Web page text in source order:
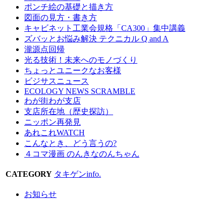
ポンチ絵の基礎と描き方
図面の見方・書き方
キャビネット工業会規格「CA300」集中講義
ズバッとお悩み解決 テクニカル Q and A
瀧源点回帰
光る技術！未来へのモノづくり
ちょっとユニークなお客様
ビジサスニュース
ECOLOGY NEWS SCRAMBLE
わが街わが支店
支店所在地（歴史探訪）
ニッポン再発見
あれこれWATCH
こんなとき、どう言うの?
４コマ漫画 のんきなのんちゃん
CATEGORY タキゲンinfo.
お知らせ